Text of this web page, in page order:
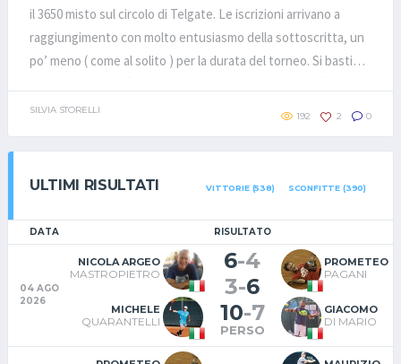
il 3650 misto sul circolo di Telgate. Le iscrizioni arrivano a
raggiungimento con molto entusiasmo della sottoscritta, un
po’ meno ( come al solito ) per la durata del torneo. Si basti
solo pensare che è iniziato indossando i Mammut ed è finito
in ciabatte ( controllasi foto copertina ).Il primo ritiro è quello
disponibilità per 15 giorni per il doloruccio al ginocchio del
giovane Silvio, decidono , nonostante per Gabriella sarà
un torneo durato 8 mesi per le scarse disponibilità di tutti ,
ma noi dobbiamo dare l’esempio porcapaletta e anche
secchiello !!!!!! )Nella parte alta Pagani / Colosio TDS1 partono
dai quarti e remano fino in fondo battendo Borrolotti / Plotti (
coppia formatasi esclusivamente per la rima dei cognomi ) ,
Mainetti / Laurora ( grande coppia bresciana, che arrivano
SILVIA STORELLI
192 2 0
ULTIMI RISULTATI VITTORIE (538) SCONFITTE (390)
DATA RISULTATO
04 AGO
2026
NICOLA ARGEO
MASTROPIETRO
MICHELE
QUARANTELLI
6-4
3-6
10-7
PERSO
PROMETEO
PAGANI
GIACOMO
DI MARIO